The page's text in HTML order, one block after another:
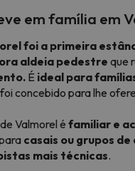
em família em
foi a primeira
aldeia pedestre que
É ideal para
foi concebido para lhe
Valmorel é familiar e
casais ou grupos de
mais técnicas.